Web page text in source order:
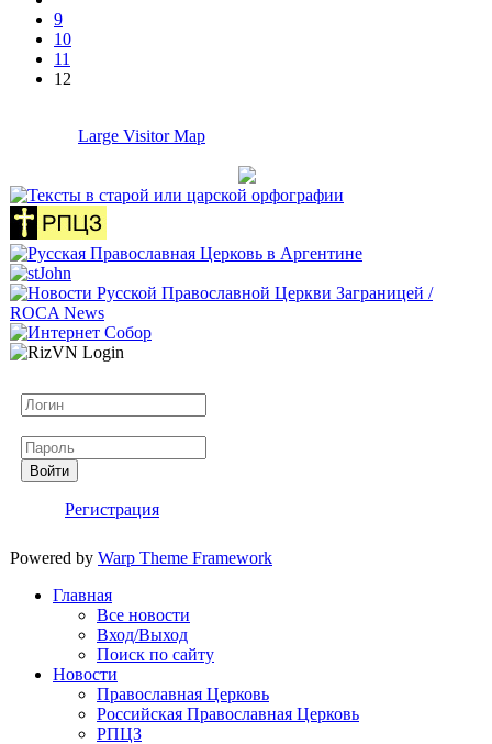
9
10
11
12
Large Visitor Map
Войти
Регистрация
Powered by Warp Theme Framework
Главная
Все новости
Вход/Выход
Поиск по сайту
Новости
Православная Церковь
Российская Православная Церковь
РПЦЗ